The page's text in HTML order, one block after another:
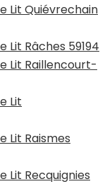
Lit Quiévrechain
Râches 59194
Lit Raillencourt-
Lit
Lit Raismes
Lit Recquignies